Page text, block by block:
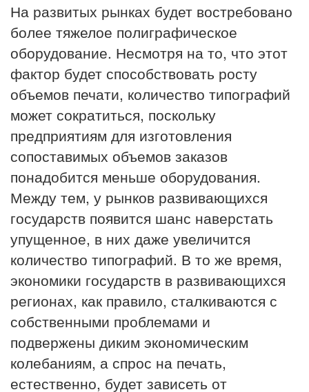
На развитых рынках будет востребовано
более тяжелое полиграфическое
оборудование. Несмотря на то, что этот
фактор будет способствовать росту
объемов печати, количество типографий
может сократиться, поскольку
предприятиям для изготовления
сопоставимых объемов заказов
понадобится меньше оборудования.
Между тем, у рынков развивающихся
государств появится шанс наверстать
упущенное, в них даже увеличится
количество типографий. В то же время,
экономики государств в развивающихся
регионах, как правило, сталкиваются с
собственными проблемами и
подвержены диким экономическим
колебаниям, а спрос на печать,
естественно, будет зависеть от